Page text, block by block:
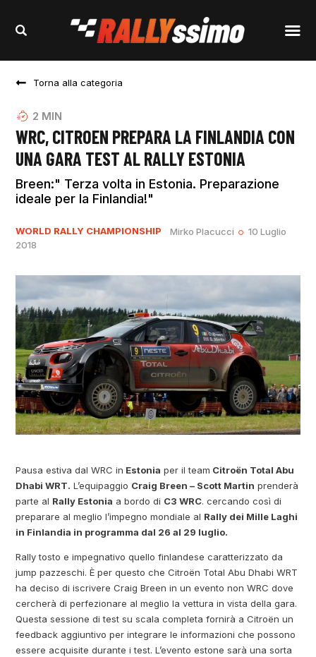
Torna alla categoria
2 MIN
WRC, CITROEN PREPARA LA FINLANDIA CON
UNA GARA TEST AL RALLY ESTONIA
Breen:" Terza volta in Estonia. Preparazione
ideale per la Finlandia!"
WORLD RALLY CHAMPIONSHIP Mirko Placucci
10 Luglio
2018
Pausa estiva dal WRC in Estonia per il team Citroën Total Abu
Dhabi WRT. L’equipaggio Craig Breen – Scott Martin prenderà
parte al Rally Estonia a bordo di C3 WRC. cercando così di
preparare al meglio l’impegno mondiale al Rally dei Mille Laghi
in Finlandia in programma dal 26 al 29 luglio.
Rally tosto e impegnativo quello finlandese caratterizzato da
jump pazzeschi. È per questo che Citroën Total Abu Dhabi WRT
ha deciso di iscrivere Craig Breen in un evento non WRC dove
cercherà di perfezionare al meglio la vettura in vista della gara.
Questa sessione di test su scala completa fornirà a Citroën un
feedback aggiuntivo per integrare le informazioni che possono
essere acquisite durante i test. L’evento estone sarà una sorta